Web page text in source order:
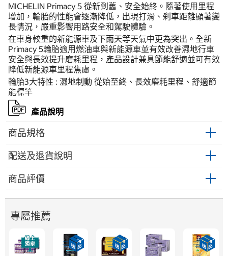
MICHELIN Primacy 5 從新到舊、安全始終。隨著使用里程
增加，輪胎的性能會逐漸降低，出現打滑、刹車距離顯著變
長情況，嚴重影響用路安全和駕駛體驗。
在車身較重的新能源車及下雨天等天氣中更為突出。全新
Primacy 5輪胎適用燃油車與新能源車並有效改善濕地行車
安全與長效提升磨耗里程，產品設計兼具節能舒適並可有效
降低新能源車里程焦慮。
輪胎3大特性 : 濕地制動 從始至終、長效磨耗里程、舒適節
能標竿
產品說明
商品規格
配送及退貨說明
商品評價
專屬推薦